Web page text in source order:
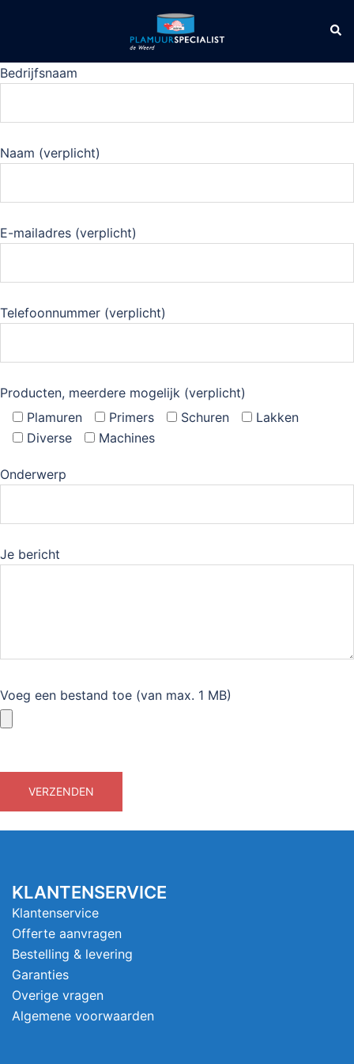
inhoud
Bedrijfsnaam
Naam (verplicht)
E-mailadres (verplicht)
Telefoonnummer (verplicht)
Producten, meerdere mogelijk (verplicht)
Plamuren
Primers Schuren
Lakken
Diverse
Machines
Onderwerp
Je bericht
Voeg een bestand toe (van max. 1 MB)
KLANTENSERVICE
Klantenservice
Offerte aanvragen
Bestelling & levering
Garanties
Overige vragen
Algemene voorwaarden